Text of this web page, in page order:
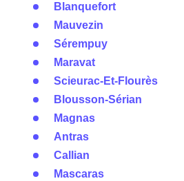
Blanquefort
Mauvezin
Sérempuy
Maravat
Scieurac-Et-Flourès
Blousson-Sérian
Magnas
Antras
Callian
Mascaras